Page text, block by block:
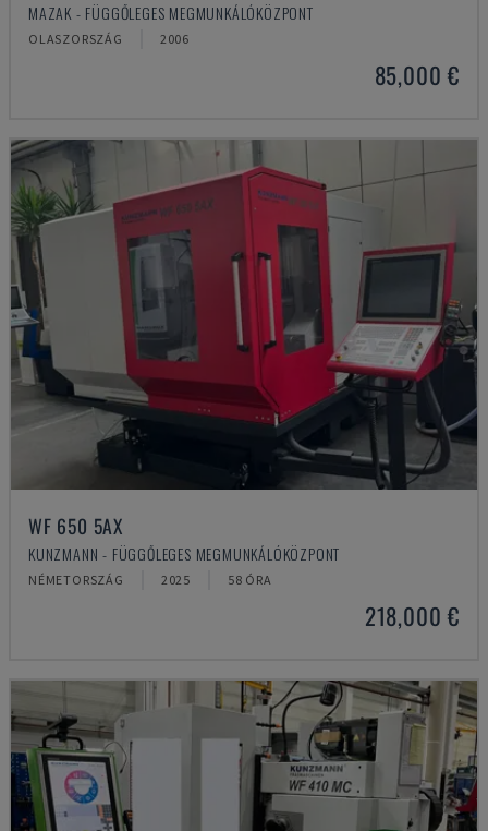
MAZAK - FÜGGŐLEGES MEGMUNKÁLÓKÖZPONT
OLASZORSZÁG 2006
85,000 €
WF 650 5AX
KUNZMANN - FÜGGŐLEGES MEGMUNKÁLÓKÖZPONT
NÉMETORSZÁG 2025 58 ÓRA
218,000 €